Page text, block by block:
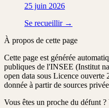
25 juin 2026
Se recueillir →
À propos de cette page
Cette page est générée
publiques de l'INSEE (Institut
open data sous Licence
donnée à partir de sources
Vous êtes un proche du défunt ?